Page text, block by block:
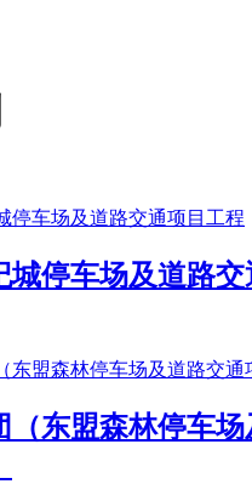
城停车场及道路
（东盟森林停车